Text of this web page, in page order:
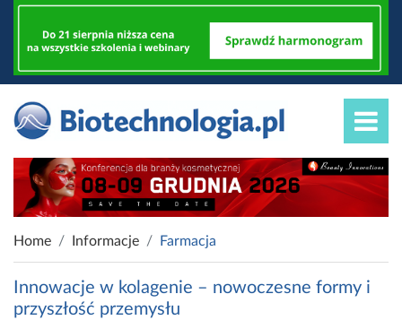
Home Informacje Farmacja
Innowacje w kolagenie – nowoczesne formy i
przyszłość przemysłu